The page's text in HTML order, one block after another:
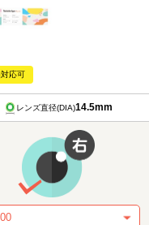
応可
レンズ直径(DIA)14.5mm